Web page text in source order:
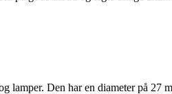
lamper. Den har en diameter på